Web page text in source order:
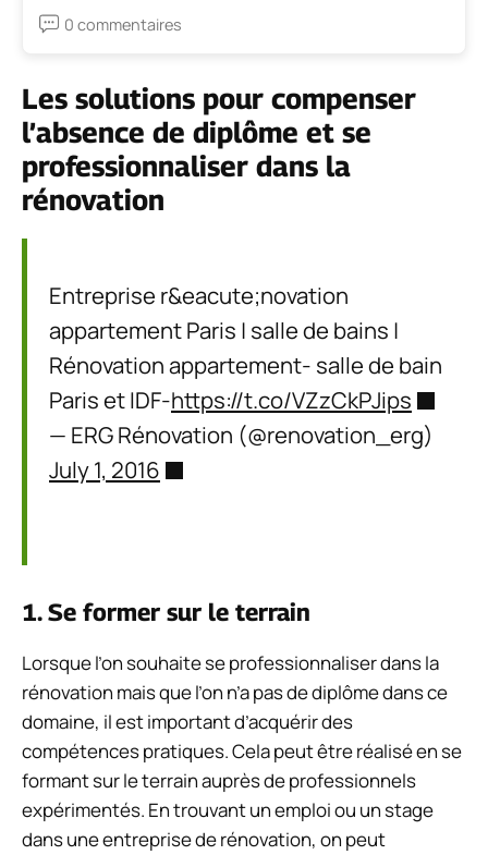
0 commentaires
Les solutions pour compenser
l’absence de diplôme et se
professionnaliser dans la
rénovation
Entreprise r&eacute;novation
appartement Paris | salle de bains |
Rénovation appartement- salle de bain
Paris et IDF-https://t.co/VZzCkPJips
— ERG Rénovation (@renovation_erg)
July 1, 2016
1. Se former sur le terrain
Lorsque l’on souhaite se professionnaliser dans la
rénovation mais que l’on n’a pas de diplôme dans ce
domaine, il est important d’acquérir des
compétences pratiques. Cela peut être réalisé en se
formant sur le terrain auprès de professionnels
expérimentés. En trouvant un emploi ou un stage
dans une entreprise de rénovation, on peut